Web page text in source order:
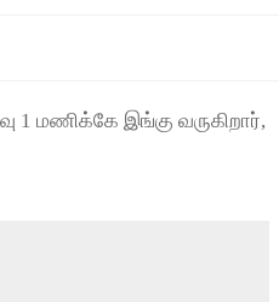
1 மணிக்கே இங்கு வருகிறார்,